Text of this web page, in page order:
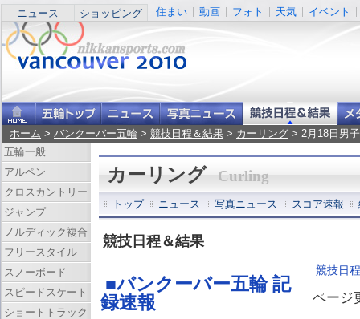
ニュース ショッピング 住まい 動画 フォト 天気 イベント
ホーム > バンクーバー五輪 > 競技日程＆結果 > カーリング > 2月18日男
カーリング Curling
トップ ニュース 写真ニュース スコア速報
競技日程＆結果
■バンクーバー五輪 記
録速報
競技日程
ページ
五輪一般
アルペン
クロスカントリー
ジャンプ
ノルディック複合
フリースタイル
スノーボード
スピードスケート
ショートトラック